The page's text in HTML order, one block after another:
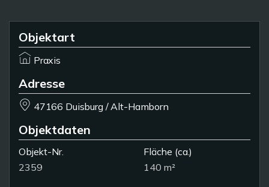
Objektart
Praxis
Adresse
47166 Duisburg / Alt-Hamborn
Objektdaten
Objekt-Nr.
2359
Fläche (ca.)
140 m²